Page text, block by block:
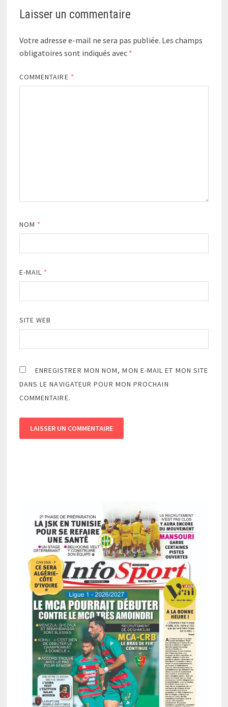
Laisser un commentaire
Votre adresse e-mail ne sera pas publiée. Les champs
obligatoires sont indiqués avec *
COMMENTAIRE *
NOM *
E-MAIL *
SITE WEB
ENREGISTRER MON NOM, MON E-MAIL ET MON SITE
DANS LE NAVIGATEUR POUR MON PROCHAIN
COMMENTAIRE.